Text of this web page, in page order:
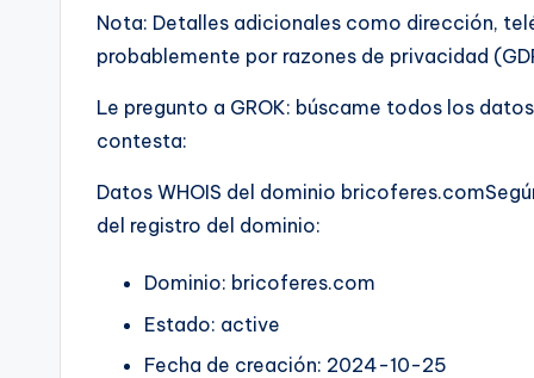
Nota: Detalles adicionales como dirección,
probablemente por razones de privacidad
Le pregunto a GROK: búscame todos los
contesta:
Datos WHOIS del dominio
del registro del dominio:
Dominio: bricoferes.com
Estado: active
Fecha de creación: 2024-10-25